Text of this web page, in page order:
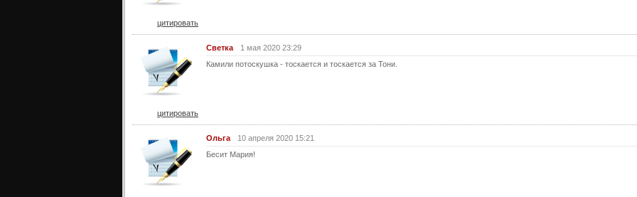
46
цитировать
Светка
1 мая 2020 23:29
Камили потоскушка - тоскается и тоскается за Тони.
цитировать
Ольга
10 апреля 2020 15:21
Бесит Мария!